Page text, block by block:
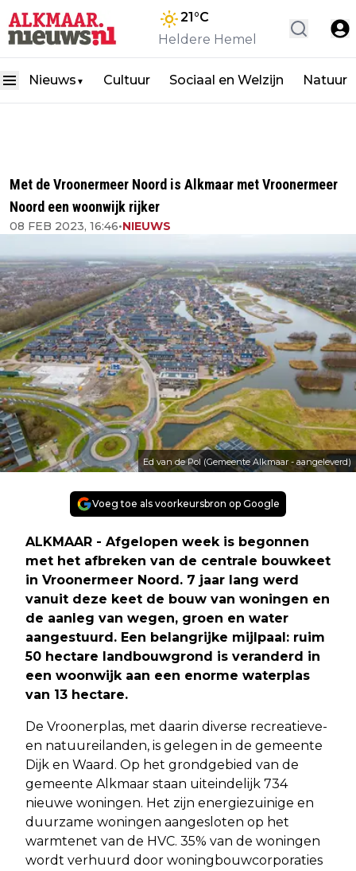
21°C
Heldere Hemel
Nieuws ▼ Cultuur Sociaal en Welzijn Natuur
Met de Vroonermeer Noord is Alkmaar met Vroonermeer
Noord een woonwijk rijker
08 FEB 2023, 16:46•NIEUWS
Ed van de Pol (Gemeente Alkmaar - aangeleverd)
Voeg toe als voorkeursbron op Google
ALKMAAR - Afgelopen week is begonnen
met het afbreken van de centrale bouwkeet
in Vroonermeer Noord. 7 jaar lang werd
vanuit deze keet de bouw van woningen en
de aanleg van wegen, groen en water
aangestuurd. Een belangrijke mijlpaal: ruim
50 hectare landbouwgrond is veranderd in
een woonwijk aan een enorme waterplas
van 13 hectare.
De Vroonerplas, met daarin diverse recreatieve-
en natuureilanden, is gelegen in de gemeente
Dijk en Waard. Op het grondgebied van de
gemeente Alkmaar staan uiteindelijk 734
nieuwe woningen. Het zijn energiezuinige en
duurzame woningen aangesloten op het
warmtenet van de HVC. 35% van de woningen
wordt verhuurd door woningbouwcorporaties